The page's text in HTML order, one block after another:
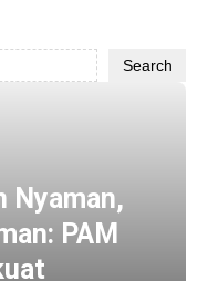
Search
Nyaman,
PAM